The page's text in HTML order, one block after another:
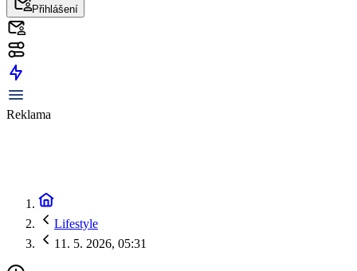
Přihlášení
Reklama
Lifestyle
11. 5. 2026, 05:31